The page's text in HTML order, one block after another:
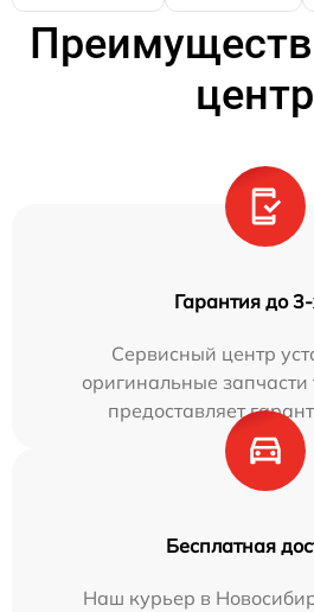
Гарантия до
Сервисный центр
оригинальные запчасти
предоставляет
Бесплатная
Наш курьер в